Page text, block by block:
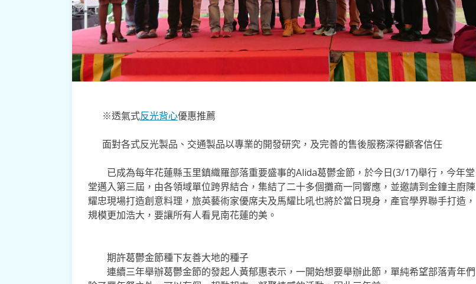
※透氣式反光背心優惠推薦
面對各式反光製品、交通製品以專業的開發研究，及完善的售後服務深得顧客信任
已成為每年花蓮縣玉里鎮織羅部落重要盛事的Alida葛鬱金節，於今日(3/17)舉行，今年堂
堂邁入第三屆，由各領域單位跨界結合，集結了二十多個攤商一同響應，並邀請到金鐘主廚陳
耀忠現場打造創意料理，旅英藝術家優席夫及馬耀比吼也將於當日現身，產官學界聯手打造，
規模更加浩大，要讓所有人看見南花蓮的美。
期許葛鬱金節種下友善大地的種子
連續三年舉辦葛鬱金節的發起人黃郁惠表示，一開始想要舉辦此節，單純希望部落青年們